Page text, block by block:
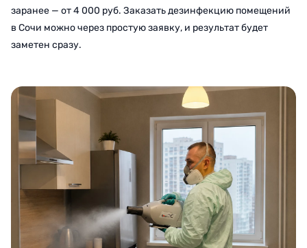
заранее — от 4 000 руб. Заказать дезинфекцию помещений
в Сочи можно через простую заявку, и результат будет
заметен сразу.